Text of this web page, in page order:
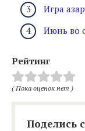
Игра
Июнь во
Рейтинг
( Пока оценок нет )
Поделись